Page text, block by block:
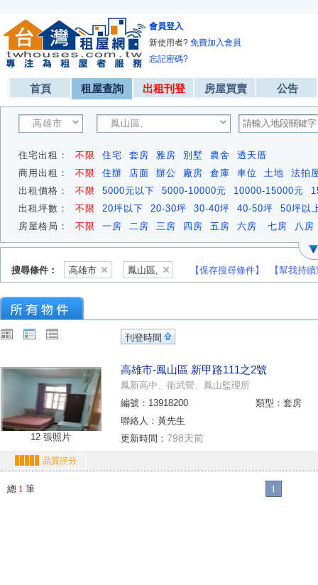
會員登入
新使用者? 免費加入會員
忘記密碼?
首頁 租屋查詢 出租刊登 房屋買賣 公告
高雄市 鳳山區,
住宅出租： 不限 住宅 套房 雅房 別墅 農舍
透天厝
商用出租：
不限 住辦 店面 辦公 廠房 倉庫 車位 土地
法拍
出租價格：
不限 5000元以下 5000-10000元 10000-15000元
出租坪數：
不限 20坪以下 20-30坪 30-40坪 40-50坪
50坪以
房屋格局：
不限 一房 二房 三房 四房 五房 六房 七房 八房
搜尋條件： 高雄市 鳳山區, 【保存搜尋條件】 【幫我持
刊登時間
12 張照片
高雄市-鳳山區 新甲路111之2號
鳳新高中、衛武營、鳳山監理所
編號：13918200
類型：套房
聯絡人：黃先生
更新時間： 798天前
品質評分
總 1 筆 1